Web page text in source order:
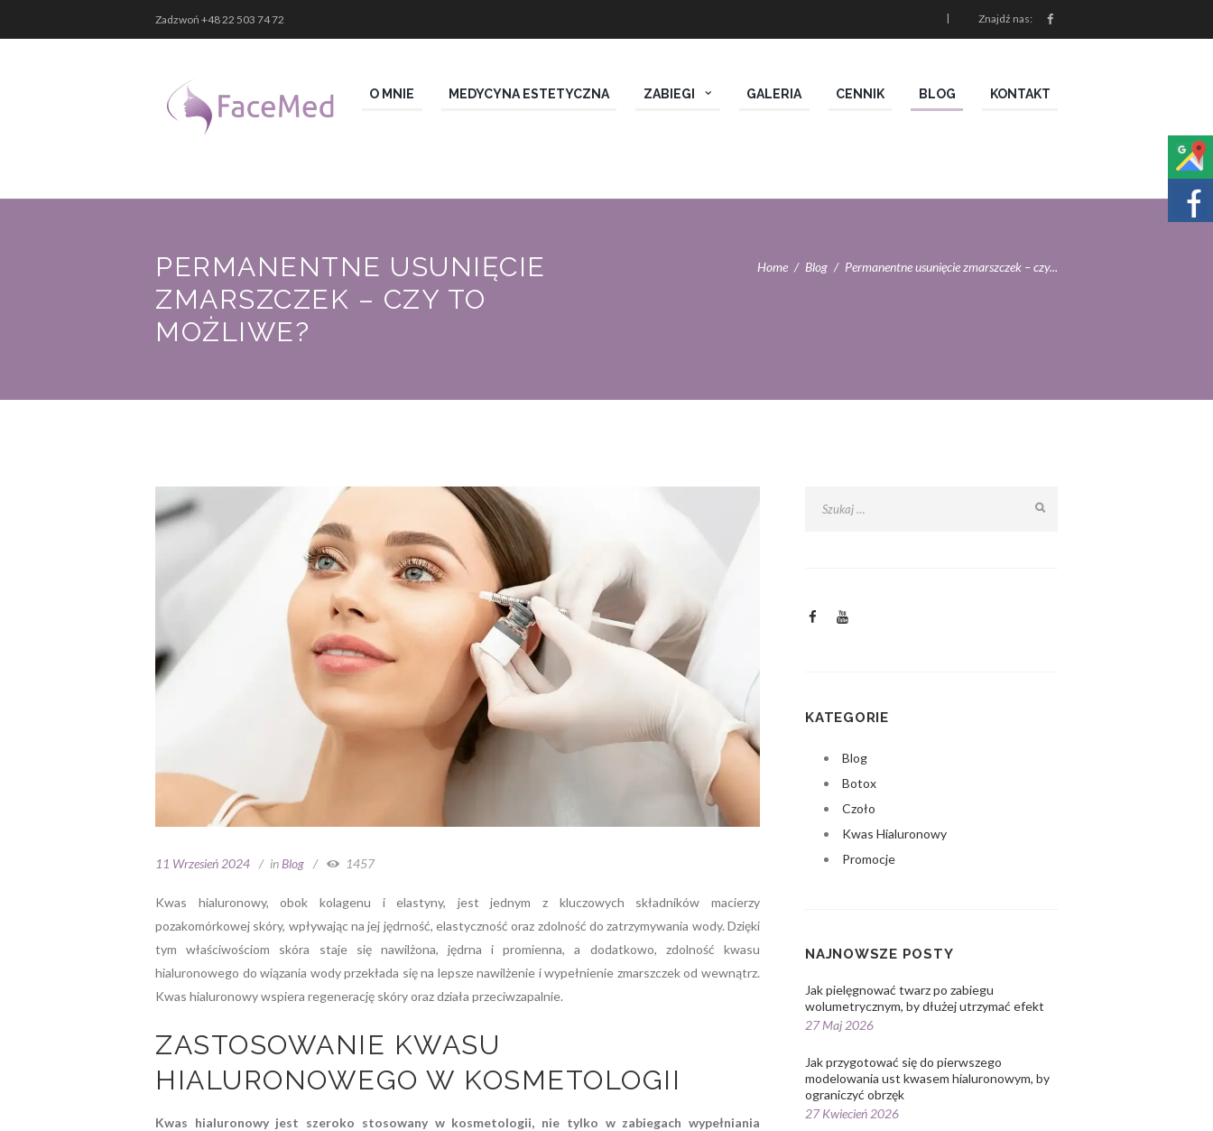
Zadzwoń +48 22 503 74 72 Znajdź nas:
O MNIE MEDYCYNA ESTETYCZNA ZABIEGI GALERIA CENNIK BLOG KONTAKT
PERMANENTNE USUNIĘCIE
ZMARSZCZEK – CZY TO
MOŻLIWE?
Home Blog Permanentne usunięcie zmarszczek – czy...
11 Wrzesień 2024 in Blog 1457
Kwas hialuronowy, obok kolagenu i elastyny, jest jednym z kluczowych składników macierzy
pozakomórkowej skóry, wpływając na jej jędrność, elastyczność oraz zdolność do zatrzymywania wody. Dzięki
tym właściwościom skóra staje się nawilżona, jędrna i promienna, a dodatkowo, zdolność kwasu
hialuronowego do wiązania wody przekłada się na lepsze nawilżenie i wypełnienie zmarszczek od wewnątrz.
Kwas hialuronowy wspiera regenerację skóry oraz działa przeciwzapalnie.
ZASTOSOWANIE KWASU
HIALURONOWEGO W KOSMETOLOGII
Kwas hialuronowy jest szeroko stosowany w kosmetologii, nie tylko w zabiegach wypełniania
KATEGORIE
Blog
Botox
Czoło
Kwas Hialuronowy
Promocje
NAJNOWSZE POSTY
Jak pielęgnować twarz po zabiegu
wolumetrycznym, by dłużej utrzymać efekt
27 Maj 2026
Jak przygotować się do pierwszego
modelowania ust kwasem hialuronowym, by
ograniczyć obrzęk
27 Kwiecień 2026